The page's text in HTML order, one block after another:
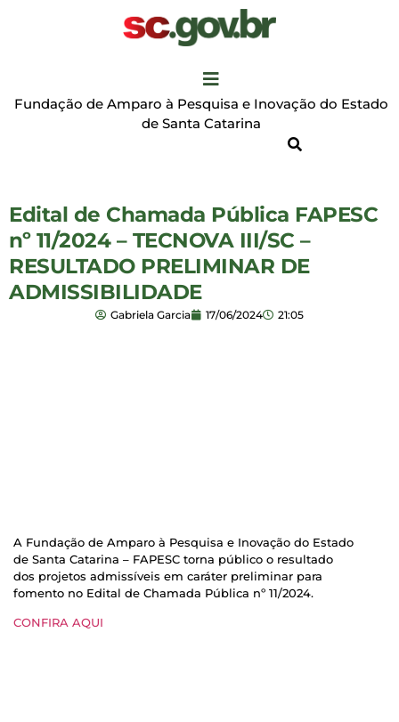
Fundação de Amparo à Pesquisa e Inovação do Estado
de Santa Catarina
Edital de Chamada Pública FAPESC
nº 11/2024 – TECNOVA III/SC –
RESULTADO PRELIMINAR DE
ADMISSIBILIDADE
Gabriela Garcia 17/06/2024 21:05
A Fundação de Amparo à Pesquisa e Inovação do Estado
de Santa Catarina – FAPESC torna público o resultado
dos projetos admissíveis em caráter preliminar para
fomento no Edital de Chamada Pública nº 11/2024.
CONFIRA AQUI